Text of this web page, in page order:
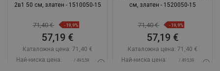
2в1 50 см, златен - 1510050-15
71,40 € -19,9%
57,19 €
Каталожна цена: 71,40 €
Най-ниска цена:
/ 495,59
см, златен - 1520050-15
71,40 € -19,9%
57,19 €
Каталожна цена: 71,40 €
Най-ниска цена:
/ 495,59